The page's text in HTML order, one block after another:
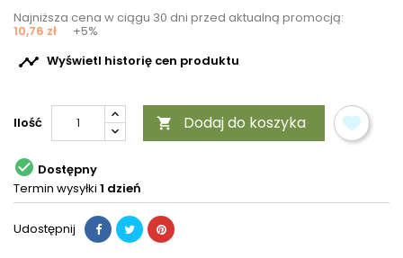
Najniższa cena w ciągu 30 dni przed aktualną promocją:
10,76 zł +5%
 Wyświetl historię cen produktu
Ilość  Dodaj do koszyka
 Dostępny
Termin wysyłki 1 dzień
Udostępnij